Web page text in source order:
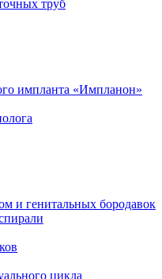
труб
импланта «Импланон»
и генитальных бородавок
цикла